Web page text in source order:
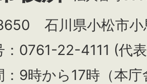
石川県小松市小
：0761-22-4111 (代
：9時から17時（本